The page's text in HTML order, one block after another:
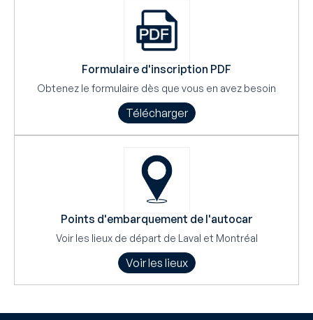
Formulaire d'inscription PDF
Obtenez le formulaire dès que vous en avez besoin
Télécharger
Points d'embarquement de l'autocar
Voir les lieux de départ de Laval et Montréal
Voir les lieux